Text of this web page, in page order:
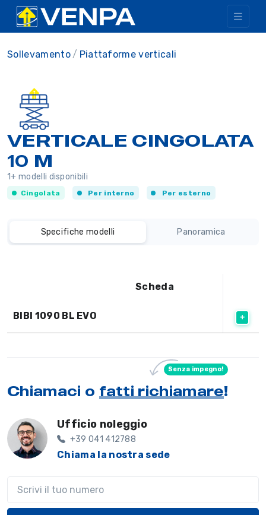
Sollevamento Piattaforme verticali
VERTICALE CINGOLATA
10 M
1+ modelli disponibili
Cingolata Per interno Per esterno
Specifiche modelli Panoramica
Scheda
BIBI 1090 BL EVO
Chiamaci o fatti richiamare!
Senza impegno!
Ufficio noleggio
+39 041 412788
Chiama la nostra sede